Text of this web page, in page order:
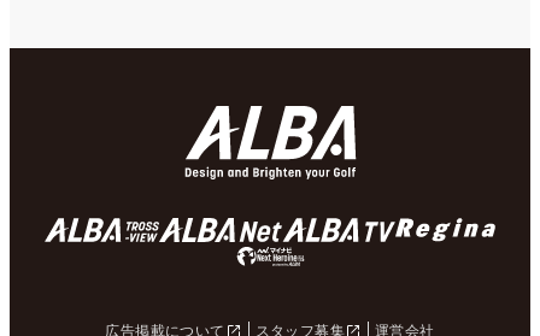
広告掲載について スタッフ募集 運営会社